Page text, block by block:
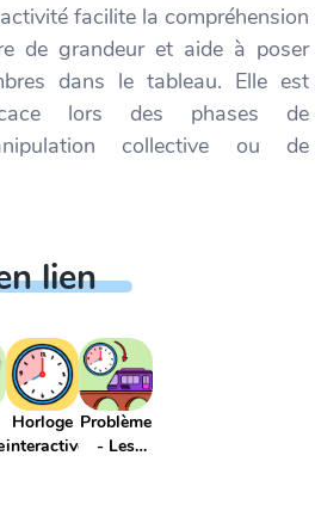
facilite la compréhension
de grandeur et aide à poser
dans le tableau. Elle est
lors des phases de
collective ou de
lien
Horloge
interactive
Problème
- Les